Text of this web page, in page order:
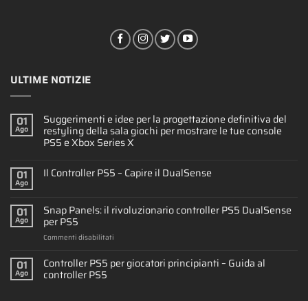
ULTIME NOTIZIE
01
Ago
Suggerimenti e idee per la progettazione definitiva del
restyling della sala giochi per mostrare le tue console
PS5 e Xbox Series X
01
Ago
Il Controller PS5 – Capire il DualSense
01
Ago
Snap Panels: il rivoluzionario controller PS5 DualSense
per PS5
Commenti disabilitati
Panels:
il
01
Ago
Controller PS5 per giocatori principianti – Guida al
controller PS5